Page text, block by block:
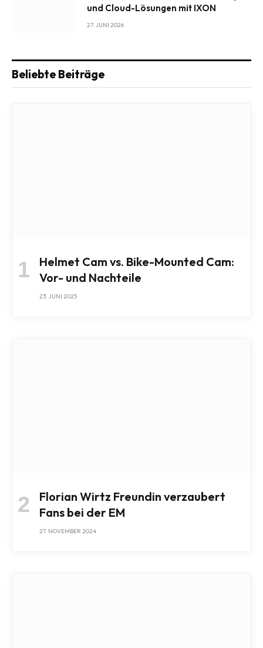
und Cloud-Lösungen mit IXON
27. JUNI 2026
Beliebte Beiträge
Helmet Cam vs. Bike-Mounted Cam:
Vor- und Nachteile
23. JUNI 2025
Florian Wirtz Freundin verzaubert
Fans bei der EM
27. NOVEMBER 2024